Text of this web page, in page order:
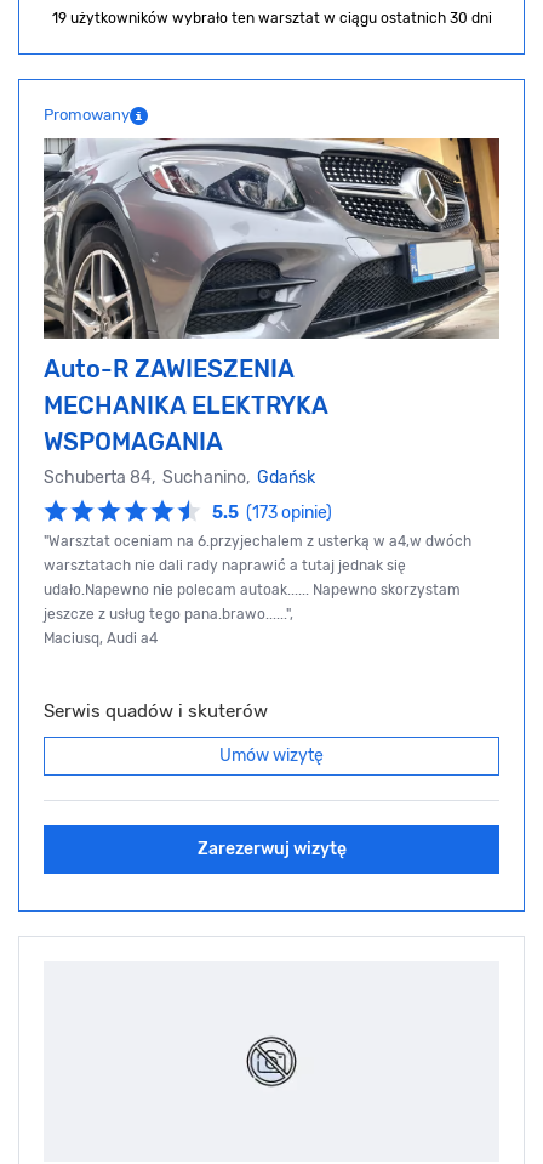
19 użytkowników wybrało ten warsztat w ciągu ostatnich 30 dni
Promowany
Auto-R ZAWIESZENIA
MECHANIKA ELEKTRYKA
WSPOMAGANIA
Schuberta 84, Suchanino, Gdańsk
5.5 (173 opinie)
"Warsztat oceniam na 6.przyjechalem z usterką w a4,w dwóch
warsztatach nie dali rady naprawić a tutaj jednak się
udało.Napewno nie polecam autoak...... Napewno skorzystam
jeszcze z usług tego pana.brawo......",
Maciusq, Audi a4
Serwis quadów i skuterów
Umów wizytę
Zarezerwuj wizytę